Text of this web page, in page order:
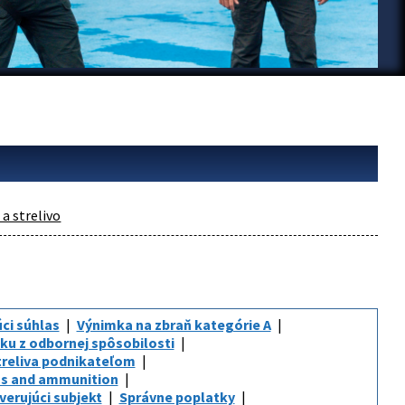
a strelivo
súhlas
Výnimka na zbraň kategórie A
z odbornej spôsobilosti
podnikateľom
and ammunition
subjekt
Správne poplatky